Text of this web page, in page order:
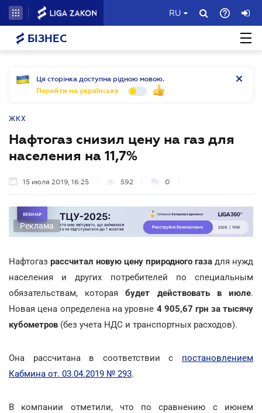
RU
БІЗНЕС
Ця сторінка доступна рідною мовою.
Перейти на українську
ЖКХ
Нафтогаз снизил цену на газ для
населения на 11,7%
15 июля 2019, 16:25 592 0
Реклама
Нафтогаз рассчитал новую цену природного газа для нужд
населения и других потребителей по специальным
обязательствам, котораябудет действовать в июле.
Новая цена определена на уровне 4 905,67 грн за тысячу
кубометров (без учета НДС и транспортных расходов).
Она рассчитана в соответствии с постановлением
Кабмина от. 03.04.2019 № 293.
В компании отметили, что по сравнению с июнем